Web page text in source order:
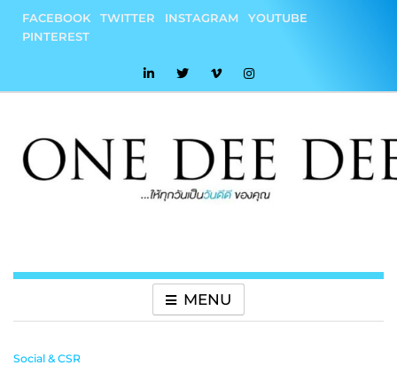
content
FACEBOOK TWITTER INSTAGRAM
YOUTUBE
PINTEREST
MENU
Social & CSR